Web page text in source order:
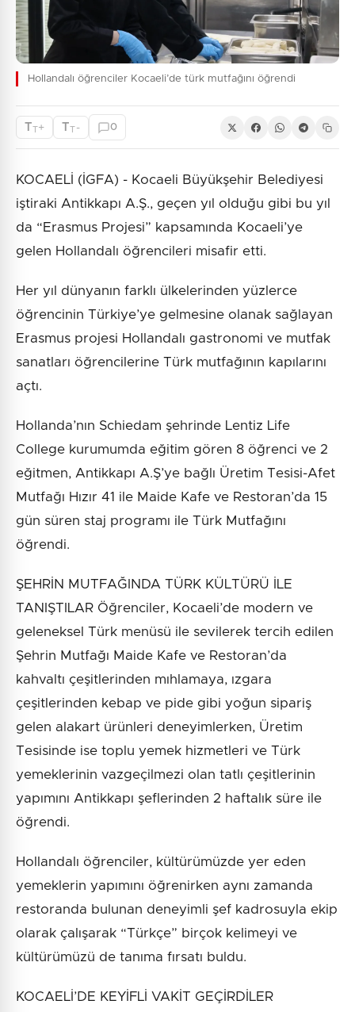
Hollandalı öğrenciler Kocaeli’de türk mutfağını öğrendi
TT+ TT - 0
KOCAELİ (İGFA) - Kocaeli Büyükşehir Belediyesi
iştiraki Antikkapı A.Ş., geçen yıl olduğu gibi bu yıl
da “Erasmus Projesi” kapsamında Kocaeli’ye
gelen Hollandalı öğrencileri misafir etti.
Her yıl dünyanın farklı ülkelerinden yüzlerce
öğrencinin Türkiye’ye gelmesine olanak sağlayan
Erasmus projesi Hollandalı gastronomi ve mutfak
sanatları öğrencilerine Türk mutfağının kapılarını
açtı.
Hollanda’nın Schiedam şehrinde Lentiz Life
College kurumumda eğitim gören 8 öğrenci ve 2
eğitmen, Antikkapı A.Ş’ye bağlı Üretim Tesisi-Afet
Mutfağı Hızır 41 ile Maide Kafe ve Restoran’da 15
gün süren staj programı ile Türk Mutfağını
öğrendi.
ŞEHRİN MUTFAĞINDA TÜRK KÜLTÜRÜ İLE
TANIŞTILAR Öğrenciler, Kocaeli’de modern ve
geleneksel Türk menüsü ile sevilerek tercih edilen
Şehrin Mutfağı Maide Kafe ve Restoran’da
kahvaltı çeşitlerinden mıhlamaya, ızgara
çeşitlerinden kebap ve pide gibi yoğun sipariş
gelen alakart ürünleri deneyimlerken, Üretim
Tesisinde ise toplu yemek hizmetleri ve Türk
yemeklerinin vazgeçilmezi olan tatlı çeşitlerinin
yapımını Antikkapı şeflerinden 2 haftalık süre ile
öğrendi.
Hollandalı öğrenciler, kültürümüzde yer eden
yemeklerin yapımını öğrenirken aynı zamanda
restoranda bulunan deneyimli şef kadrosuyla ekip
olarak çalışarak “Türkçe” birçok kelimeyi ve
kültürümüzü de tanıma fırsatı buldu.
KOCAELİ’DE KEYİFLİ VAKİT GEÇİRDİLER